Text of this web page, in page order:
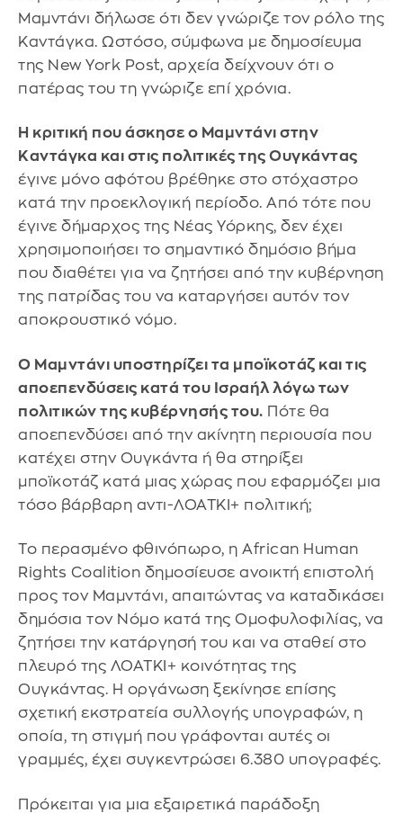
Μαμντάνι δήλωσε ότι δεν γνώριζε τον ρόλο της
Καντάγκα. Ωστόσο, σύμφωνα με δημοσίευμα
της New York Post, αρχεία δείχνουν ότι ο
πατέρας του τη γνώριζε επί χρόνια.
Η κριτική που άσκησε ο Μαμντάνι στην
Καντάγκα και στις πολιτικές της Ουγκάντας
έγινε μόνο αφότου βρέθηκε στο στόχαστρο
κατά την προεκλογική περίοδο. Από τότε που
έγινε δήμαρχος της Νέας Υόρκης, δεν έχει
χρησιμοποιήσει το σημαντικό δημόσιο βήμα
που διαθέτει για να ζητήσει από την κυβέρνηση
της πατρίδας του να καταργήσει αυτόν τον
αποκρουστικό νόμο.
Ο Μαμντάνι υποστηρίζει τα μποϊκοτάζ και τις
αποεπενδύσεις κατά του Ισραήλ λόγω των
πολιτικών της κυβέρνησής του. Πότε θα
αποεπενδύσει από την ακίνητη περιουσία που
κατέχει στην Ουγκάντα ή θα στηρίξει
μποϊκοτάζ κατά μιας χώρας που εφαρμόζει μια
τόσο βάρβαρη αντι-ΛΟΑΤΚΙ+ πολιτική;
Το περασμένο φθινόπωρο, η African Human
Rights Coalition δημοσίευσε ανοικτή επιστολή
προς τον Μαμντάνι, απαιτώντας να καταδικάσει
δημόσια τον Νόμο κατά της Ομοφυλοφιλίας, να
ζητήσει την κατάργησή του και να σταθεί στο
πλευρό της ΛΟΑΤΚΙ+ κοινότητας της
Ουγκάντας. Η οργάνωση ξεκίνησε επίσης
σχετική εκστρατεία συλλογής υπογραφών, η
οποία, τη στιγμή που γράφονται αυτές οι
γραμμές, έχει συγκεντρώσει 6.380 υπογραφές.
Πρόκειται για μια εξαιρετικά παράδοξη